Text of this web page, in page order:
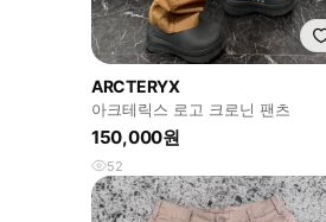
ARCTERYX
아크테릭스 로고 크로닌 팬츠
150,000원
52